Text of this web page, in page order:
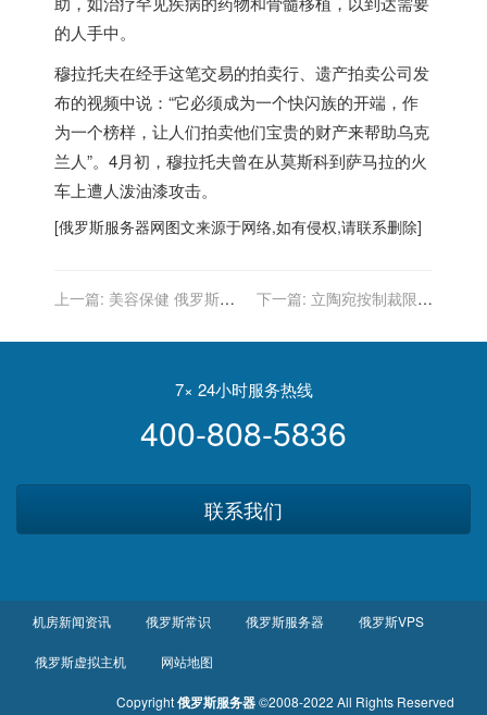
的人手中。
穆拉托夫在经手这笔交易的拍卖行、遗产拍卖公司发
布的视频中说：“它必须成为一个快闪族的开端，作
为一个榜样，让人们拍卖他们宝贵的财产来帮助乌克
兰人”。4月初，穆拉托夫曾在从莫斯科到萨马拉的火
车上遭人泼油漆攻击。
[俄罗斯服务器网图文来源于网络,如有侵权,请联系删除]
上一篇: 美容保健 俄罗斯人
下一篇: 立陶宛按制裁限制
威胁进行报复
7× 24小时服务热线
400-808-5836
联系我们
机房新闻资讯 俄罗斯常识 俄罗斯服务器 俄罗斯VPS
俄罗斯虚拟主机 网站地图
Copyright俄罗斯服务器©2008-2022 All Rights Reserved